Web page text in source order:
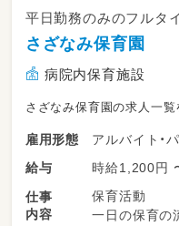
平日勤務のみのフルタ
さざなみ保育園
病院内保育施設
さざなみ保育園の求人一覧
雇用形態
アルバイト・
給与
時給1,200円
仕事
内容
保育活動
一日の保育の